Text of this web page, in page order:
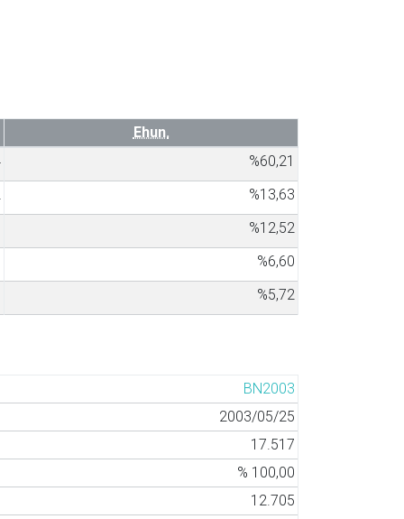
Ehun.
%60,21
%13,63
%12,52
%6,60
%5,72
BN2003
2003/05/25
17.517
% 100,00
12.705